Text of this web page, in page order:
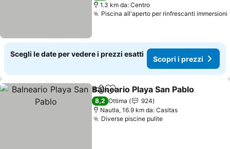
1.3 km da: Centro
Piscina all'aperto per rinfrescanti immersioni
Scegli le date per vedere i prezzi esatti
Scopri i prezzi
CondividiAggiungi ai preferiti
Balneario Playa San Pablo
8,2 Ottima
924
Nautla, 16.9 km da: Casitas
Diverse piscine puliteScopri i prezzi